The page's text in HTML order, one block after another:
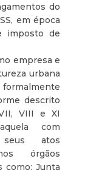
do
em época
imposto de
empresa e
urbana
descrito
VIII e XI
com
atos
órgãos
como: Junta